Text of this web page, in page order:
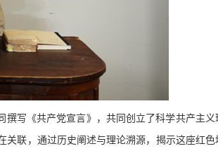
撰写《共产党宣言》，共同创立了科学共产主义
关联，通过历史阐述与理论溯源，揭示这座红色